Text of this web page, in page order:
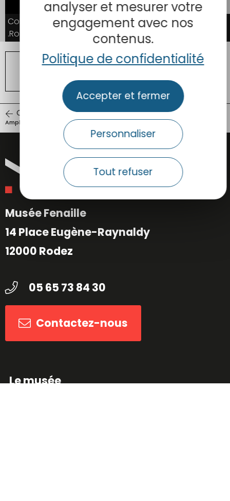
analyser et mesurer votre
engagement avec nos
contenus.
Politique de confidentialité
Accepter et fermer
Personnaliser
Tout refuser
Amphore à poisson - détail
Col d’amphore à poisson en terre cuite, provenant de
Rodez (rue Eugène-Viala), 1er siècle.
Amphore à poisson - détail
Col d’amphore à poisson en terre cuite, provenant de
Rodez (rue Eugène-Viala), 1er siècle.
TOUTES LES ŒUVRES DE LA COLLECTION
ANTIQUITÉ
ŒUVRE PRÉCÉDENTE
Amphores à vin
ŒUVRE SUIVANTE
Musée Fenaille
14 Place Eugène-Raynaldy
12000 Rodez
05 65 73 84 30
Contactez-nous
Le musée